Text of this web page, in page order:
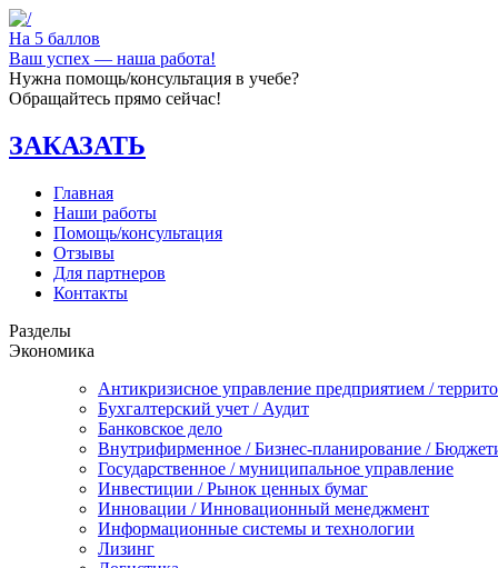
На 5 баллов
Ваш успех — наша работа!
Нужна помощь/консультация в учебе?
Обращайтесь прямо сейчас!
ЗАКАЗАТЬ
Главная
Наши работы
Помощь/консультация
Отзывы
Для партнеров
Контакты
Разделы
Экономика
Антикризисное управление предприятием /
Бухгалтерский учет / Аудит
Банковское дело
Внутрифирменное / Бизнес-планирование /
Государственное / муниципальное управление
Инвестиции / Рынок ценных бумаг
Инновации / Инновационный менеджмент
Информационные системы и технологии
Лизинг